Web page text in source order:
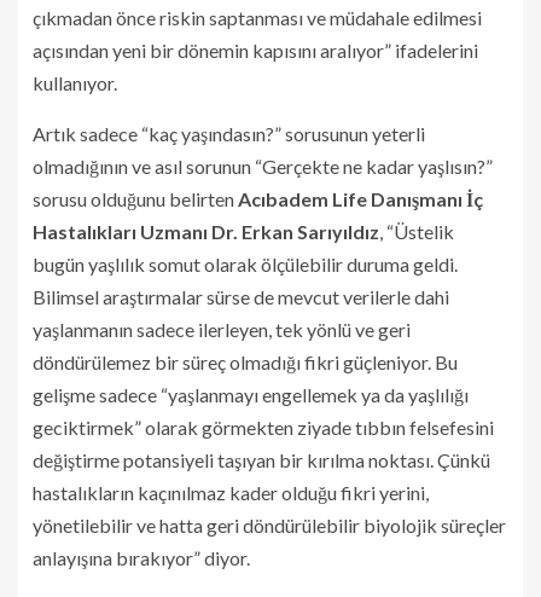
çıkmadan önce riskin saptanması ve müdahale edilmesi
açısından yeni bir dönemin kapısını aralıyor” ifadelerini
kullanıyor.
Artık sadece “kaç yaşındasın?” sorusunun yeterli
olmadığının ve asıl sorunun “Gerçekte ne kadar yaşlısın?”
sorusu olduğunu belirten Acıbadem Life Danışmanı İç
Hastalıkları Uzmanı Dr. Erkan Sarıyıldız , “Üstelik
bugün yaşlılık somut olarak ölçülebilir duruma geldi.
Bilimsel araştırmalar sürse de mevcut verilerle dahi
yaşlanmanın sadece ilerleyen, tek yönlü ve geri
döndürülemez bir süreç olmadığı fikri güçleniyor. Bu
gelişme sadece “yaşlanmayı engellemek ya da yaşlılığı
geciktirmek” olarak görmekten ziyade tıbbın felsefesini
değiştirme potansiyeli taşıyan bir kırılma noktası. Çünkü
hastalıkların kaçınılmaz kader olduğu fikri yerini,
yönetilebilir ve hatta geri döndürülebilir biyolojik süreçler
anlayışına bırakıyor” diyor.